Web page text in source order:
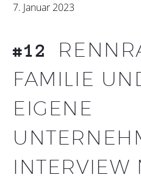
7. Januar 2023
#12
FAMILIE
EIGENE
INTERVIEW